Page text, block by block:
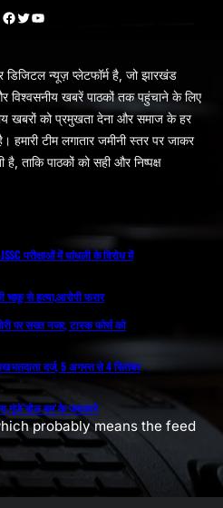
Facebook Twitter YouTube
डिजिटल न्यूज़ प्लेटफॉर्म है, जो झारखंड
विश्वसनीय खबरें पाठकों तक पहुंचाने के लिए
खबरों को प्रमुखता देना और समाज के हर
हमारी टीम लगातार जमीनी स्तर पर जाकर
ताकि पाठकों को सही और निष्पक्ष
परीक्षाओं में धांधली के विरोध में
से हत्या,आरोपी फरार
पर सख्त नजर, टास्क फोर्स को
मतदाता दर्ज, 5 अगस्त से 4 सितंबर
‘बोल बम’ के जयकारे
probably means the feed